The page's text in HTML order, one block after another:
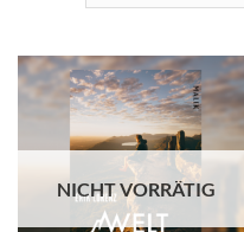
NICHT VORRÄTIG